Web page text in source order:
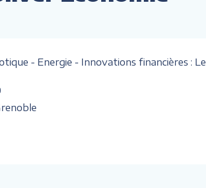
- Energie - Innovations financières : Le